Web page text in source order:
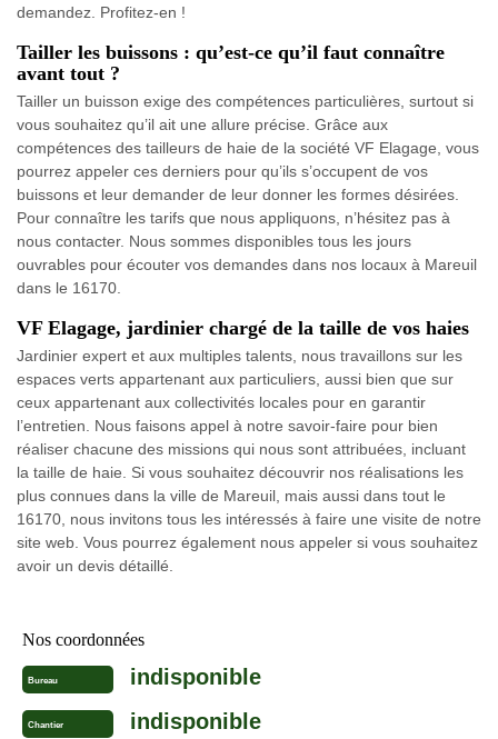
demandez. Profitez-en !
Tailler les buissons : qu’est-ce qu’il faut connaître
avant tout ?
Tailler un buisson exige des compétences particulières, surtout si
vous souhaitez qu’il ait une allure précise. Grâce aux
compétences des tailleurs de haie de la société VF Elagage, vous
pourrez appeler ces derniers pour qu’ils s’occupent de vos
buissons et leur demander de leur donner les formes désirées.
Pour connaître les tarifs que nous appliquons, n’hésitez pas à
nous contacter. Nous sommes disponibles tous les jours
ouvrables pour écouter vos demandes dans nos locaux à Mareuil
dans le 16170.
VF Elagage, jardinier chargé de la taille de vos haies
Jardinier expert et aux multiples talents, nous travaillons sur les
espaces verts appartenant aux particuliers, aussi bien que sur
ceux appartenant aux collectivités locales pour en garantir
l’entretien. Nous faisons appel à notre savoir-faire pour bien
réaliser chacune des missions qui nous sont attribuées, incluant
la taille de haie. Si vous souhaitez découvrir nos réalisations les
plus connues dans la ville de Mareuil, mais aussi dans tout le
16170, nous invitons tous les intéressés à faire une visite de notre
site web. Vous pourrez également nous appeler si vous souhaitez
avoir un devis détaillé.
Nos coordonnées
Bureau indisponible
Chantier indisponible